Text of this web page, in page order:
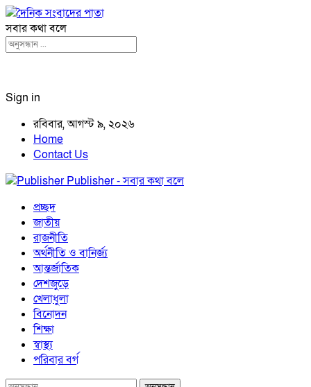
সবার কথা বলে
Sign in
রবিবার, আগস্ট ৯, ২০২৬
Home
Contact Us
Publisher - সবার কথা বলে
প্রচ্ছদ
জাতীয়
রাজনীতি
অর্থনীতি ও বানির্জ্য
আন্তর্জাতিক
দেশজুড়ে
খেলাধুলা
বিনোদন
শিক্ষা
স্বাস্থ্য
পরিবার বর্গ